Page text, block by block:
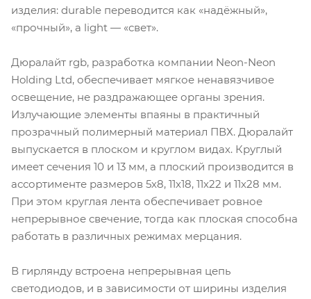
изделия: durable переводится как «надёжный»,
«прочный», а light — «свет».
Дюралайт rgb, разработка компании Neon-Neon
Holding Ltd, обеспечивает мягкое ненавязчивое
освещение, не раздражающее органы зрения.
Излучающие элементы впаяны в практичный
прозрачный полимерный материал ПВХ. Дюралайт
выпускается в плоском и круглом видах. Круглый
имеет сечения 10 и 13 мм, а плоский производится в
ассортименте размеров 5х8, 11х18, 11х22 и 11х28 мм.
При этом круглая лента обеспечивает ровное
непрерывное свечение, тогда как плоская способна
работать в различных режимах мерцания.
В гирлянду встроена непрерывная цепь
светодиодов, и в зависимости от ширины изделия